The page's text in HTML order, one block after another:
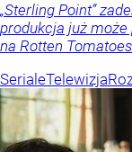
„Sterling Point”
produkcja już
na Rotten
SerialeTelewizja